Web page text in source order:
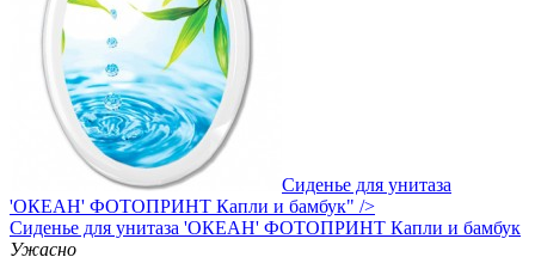
Сиденье для унитаза
'ОКЕАН' ФОТОПРИНТ Капли и бамбук" />
Сиденье для унитаза 'ОКЕАН' ФОТОПРИНТ Капли и бамбук
Ужасно